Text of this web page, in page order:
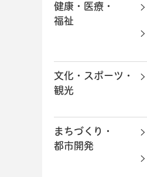
健康・医療・
福祉
文化・スポーツ・
観光
まちづくり・
都市開発